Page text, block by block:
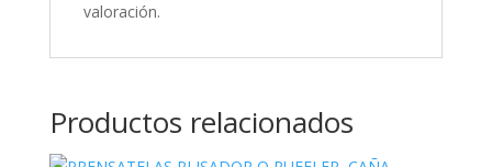
valoración.
Productos relacionados